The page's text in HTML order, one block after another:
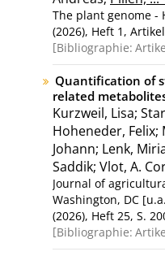
The plant genome -
(2026), Heft 1,
Bibliographie:
Quantification of
related
Kurzweil, Lisa;
Hoheneder, Felix;
Johann; Lenk,
Saddik; Vlot, A.
Journal of
Washington, DC
(2026), Heft 25, S.
Bibliographie: